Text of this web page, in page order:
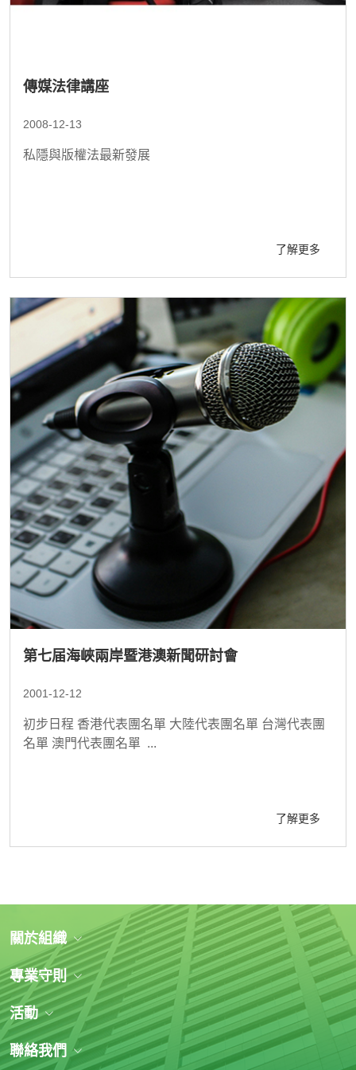
傳媒法律講座
2008-12-13
私隱與版權法最新發展
了解更多
第七届海峽兩岸暨港澳新聞研討會
2001-12-12
初步日程 香港代表團名單 大陸代表團名單 台灣代表團
名單 澳門代表團名單 ...
了解更多
關於組織
專業守則
活動
聯絡我們